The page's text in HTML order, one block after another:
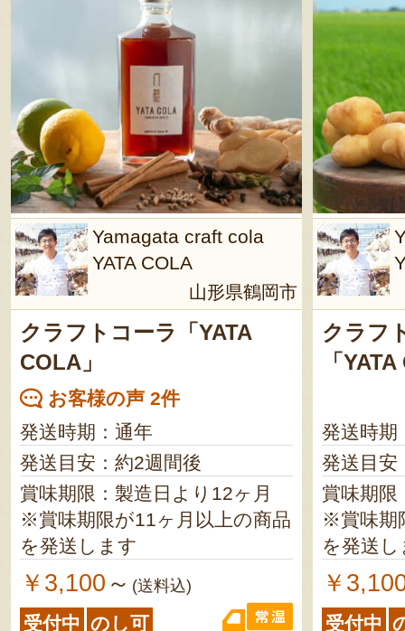
Yamagata craft cola
YATA COLA
山形県鶴岡市
クラフトコーラ「YATA
COLA」
お客様の声 2件
発送時期：通年
発送目安：約2週間後
賞味期限：製造日より12ヶ月
※賞味期限が11ヶ月以上の商品
を発送します
￥3,100 ～ (送料込)
受付中 のし可
クラフ
「
発送時期
発送目安
賞味期限
※賞味期
を発送し
￥
受付中